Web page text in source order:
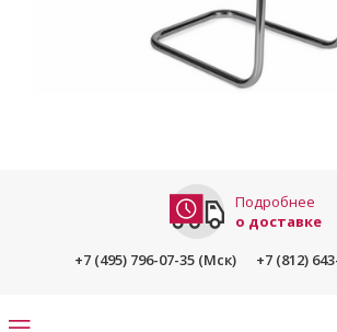
Подробнее
о доставке
+7 (495) 796-07-35 (Мск)
+7 (812)